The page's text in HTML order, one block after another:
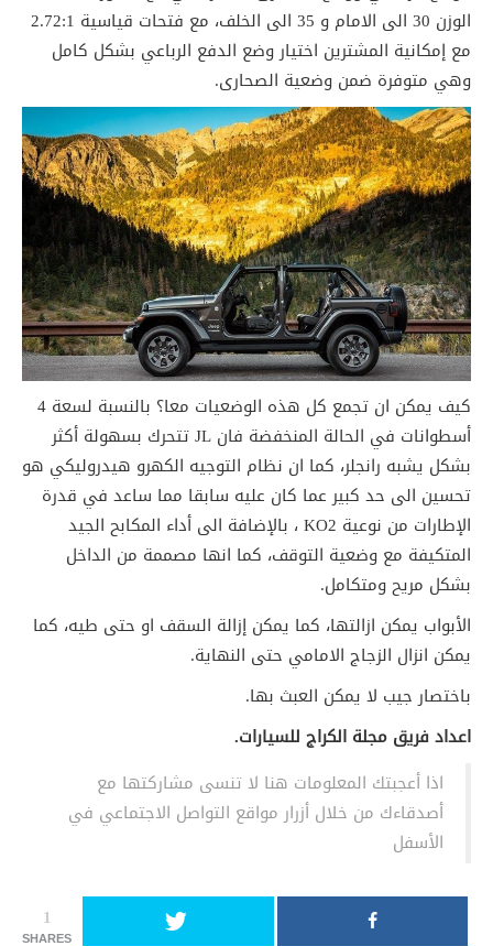
الوزن 30 الى الامام و 35 الى الخلف، مع فتحات قياسية 2.72:1
مع إمكانية المشترين اختيار وضع الدفع الرباعي بشكل كامل
وهي متوفرة ضمن وضعية الصحارى.
كيف يمكن ان تجمع كل هذه الوضعيات معا؟ بالنسبة لسعة 4
أسطوانات في الحالة المنخفضة فان JL تتحرك بسهولة أكثر
بشكل يشبه رانجلر، كما ان نظام التوجيه الكهرو هيدروليكي هو
تحسين الى حد كبير عما كان عليه سابقا مما ساعد في قدرة
الإطارات من نوعية KO2 ، بالإضافة الى أداء المكابح الجيد
المتكيفة مع وضعية التوقف، كما انها مصممة من الداخل
بشكل مريح ومتكامل.
الأبواب يمكن ازالتها، كما يمكن إزالة السقف او حتى طيه، كما
يمكن انزال الزجاج الامامي حتى النهاية.
باختصار جيب لا يمكن العبث بها.
اعداد فريق مجلة الكراج للسيارات.
اذا أعجبتك المعلومات هنا لا تنسى مشاركتها مع
أصدقاءك من خلال أزرار مواقع التواصل الاجتماعي في
الأسفل
1
SHARES